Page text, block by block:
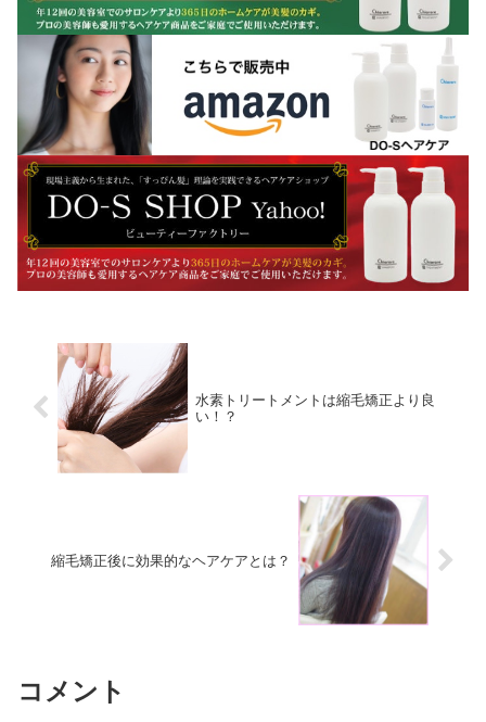
水素トリートメントは縮毛矯正より良
い！？
縮毛矯正後に効果的なヘアケアとは？
コメント